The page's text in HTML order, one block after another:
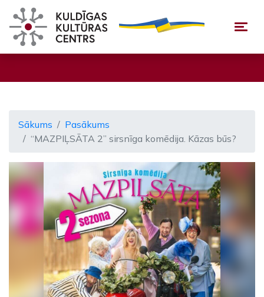
Sākums
Pasākums
“MAZPIĻSĀTA 2” sirsnīga komēdija. Kāzas būs?